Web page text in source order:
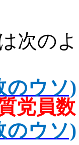
次の
のウソ)
党員
のウソ)